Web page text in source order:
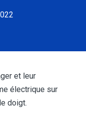
et leur
électrique sur
doigt.